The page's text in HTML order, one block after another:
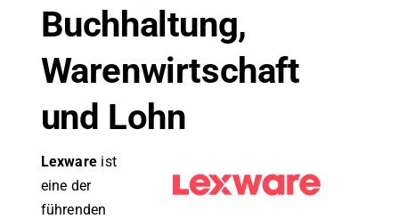
Buchhaltung,
Warenwirtschaft
und Lohn
Lexware ist
eine der
führenden